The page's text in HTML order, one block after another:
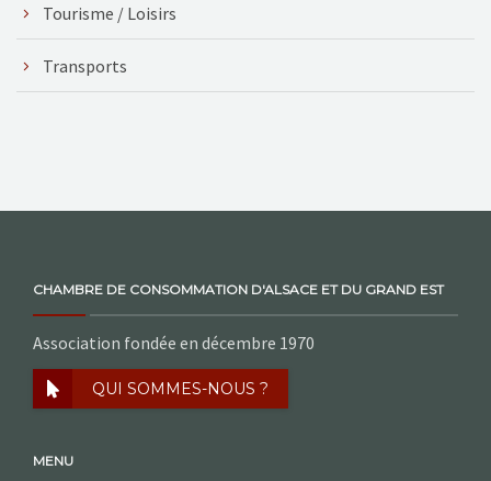
Tourisme / Loisirs
Transports
CHAMBRE DE CONSOMMATION D'ALSACE ET DU GRAND EST
Association fondée en décembre 1970
QUI SOMMES-NOUS ?
MENU